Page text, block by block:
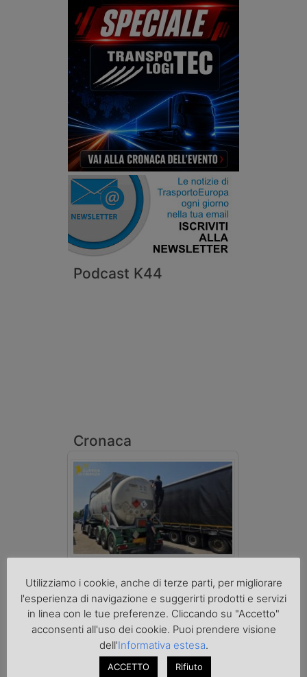
Podcast K44
Cronaca
Le Fiamme Gialle del Comando Provinciale
di Padova hanno sottoposto a sequestro
preventivo 33mila litri di benzina di
contrabbando, dichiarata come solvente
nei documenti di trasporto, e
l'autoarticolato utilizzato. Denunciato per
contrabbando di prodotti petroliferi il
conducente ungherese del mezzo, fermato
Utilizziamo i cookie, anche di terze parti, per migliorare
l'esperienza di navigazione e suggerirti prodotti e servizi
in linea con le tue preferenze. Cliccando su "Accetto"
acconsenti all'uso dei cookie. Puoi prendere visione
dell'Informativa estesa.
ACCETTO Rifiuto